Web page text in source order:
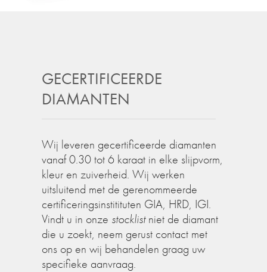
GECERTIFICEERDE
DIAMANTEN
Wij leveren gecertificeerde diamanten
vanaf 0.30 tot 6 karaat in elke slijpvorm,
kleur en zuiverheid. Wij werken
uitsluitend met de gerenommeerde
certificeringsinstitituten GIA, HRD, IGI.
Vindt u in onze stocklistniet de diamant
die u zoekt, neem gerust contact met
ons op en wij behandelen graag uw
specifieke aanvraag.